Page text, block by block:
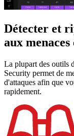
Détecter et
aux
La plupart des outils
Security permet de
d'attaques afin que
rapidement.